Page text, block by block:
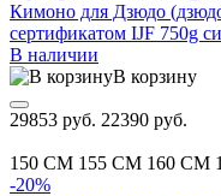
Кимоно для Дзюдо
сертификатом IJF 750g
В наличии
В корзину
29853 руб. 22390 руб.
150 CM 155 CM 160 CM
-20%